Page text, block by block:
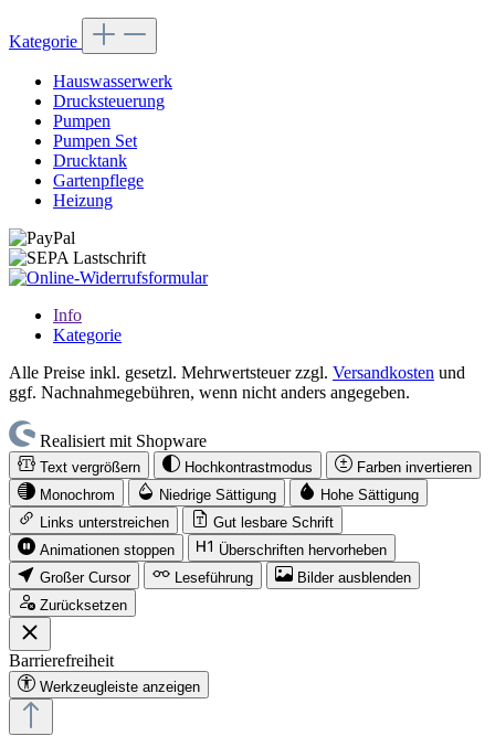
Kategorie
Hauswasserwerk
Drucksteuerung
Pumpen
Pumpen Set
Drucktank
Gartenpflege
Heizung
Info
Kategorie
Alle Preise inkl. gesetzl. Mehrwertsteuer zzgl. Versandkosten und
ggf. Nachnahmegebühren, wenn nicht anders angegeben.
Realisiert mit Shopware
Text vergrößern Hochkontrastmodus
Farben invertieren
Monochrom
Niedrige Sättigung
Hohe Sättigung
Links unterstreichen
Gut lesbare Schrift
Animationen stoppen
Überschriften hervorheben
Großer Cursor
Leseführung
Bilder ausblenden
Zurücksetzen
Barrierefreiheit
Werkzeugleiste anzeigen